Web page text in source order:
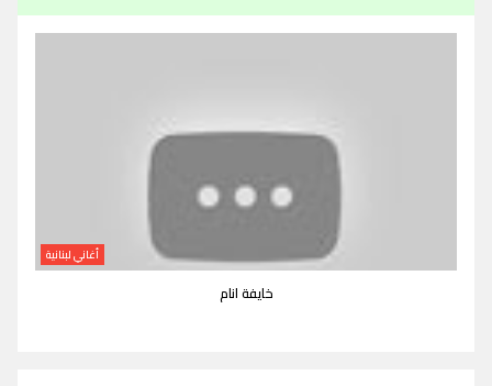
أغاني لبنانية
خايفة انام